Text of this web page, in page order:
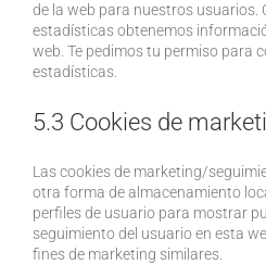
de la web para nuestros usuarios.
estadísticas obtenemos
web. Te pedimos tu permiso para
estadísticas.
5.3 Cookies de
Las cookies de marketing/
otra forma de almacenamiento
perfiles de usuario para mostrar
seguimiento del usuario en esta
fines de marketing similares.